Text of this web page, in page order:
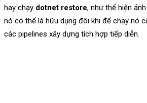
hay chạy dotnet restore, như thể hiện
nó có thể là hữu dụng đôi khi để chạy nó
các pipelines xây dựng tích hợp tiếp diễn.